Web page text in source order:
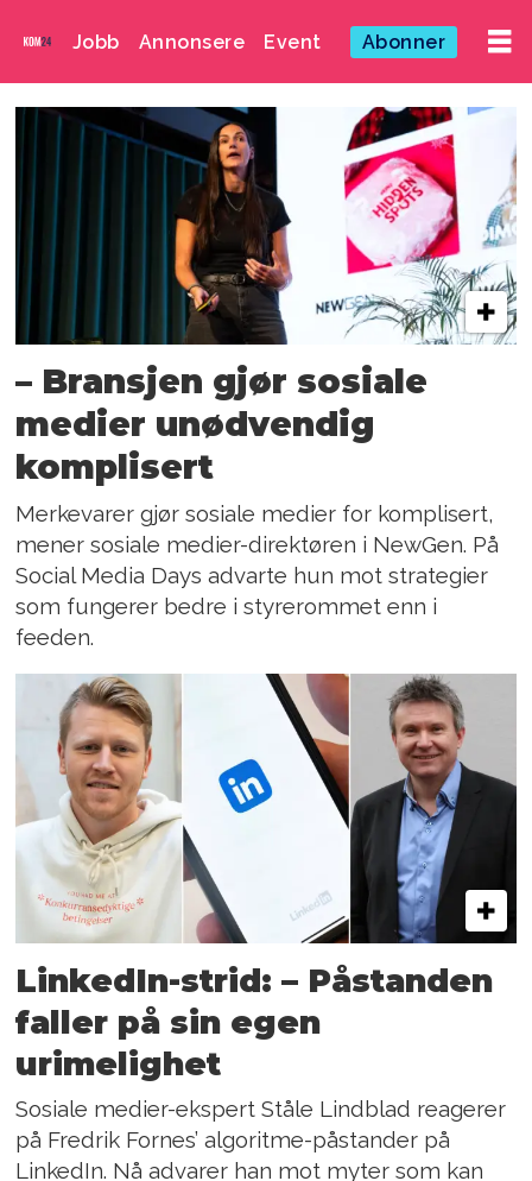
Jobb Annonsere Event Abonner
Emne:
algoritmer
– Bransjen gjør sosiale
medier unødvendig
komplisert
Merkevarer gjør sosiale medier for komplisert,
mener sosiale medier-direktøren i NewGen. På
Social Media Days advarte hun mot strategier
som fungerer bedre i styrerommet enn i
feeden.
LinkedIn-strid: – Påstanden
faller på sin egen
urimelighet
Sosiale medier-ekspert Ståle Lindblad reagerer
på Fredrik Fornes’ algoritme-påstander på
LinkedIn. Nå advarer han mot myter som kan